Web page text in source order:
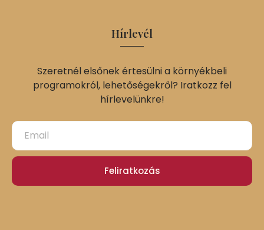
Hírlevél
Szeretnél elsőnek értesülni a környékbeli
programokról, lehetőségekről? Iratkozz fel
hírlevelünkre!
Feliratkozás